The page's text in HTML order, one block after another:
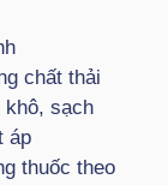
chất thải
khô, sạch
áp
thuốc theo